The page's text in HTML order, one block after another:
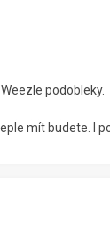
podobleky.
mít budete. I